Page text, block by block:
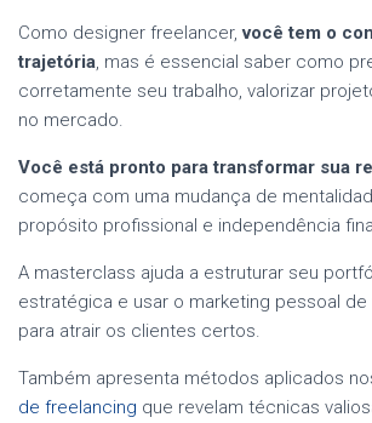
Como designer freelancer,você tem o
trajetória, mas é essencial saber como
corretamente seu trabalho, valorizar
no mercado.
Você está pronto para transformar sua
começa com uma mudança de
propósito profissional e independência
A masterclass ajuda a estruturar seu
estratégica e usar o marketing pessoal
para atrair os clientes certos.
Também apresenta métodos aplicados
de freelancing que revelam técnicas